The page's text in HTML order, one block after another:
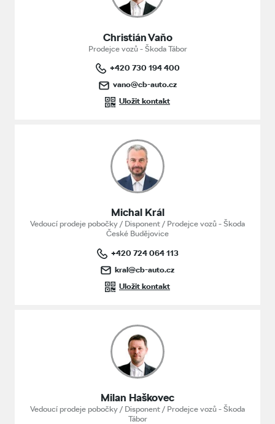
Christián Vaňo
Prodejce vozů - Škoda Tábor
+420 730 194 400
vano@cb-auto.cz
Uložit kontakt
Michal Král
Vedoucí prodeje pobočky / Disponent / Prodejce vozů - Škoda
České Budějovice
+420 724 064 113
kral@cb-auto.cz
Uložit kontakt
Milan Haškovec
Vedoucí prodeje pobočky / Disponent / Prodejce vozů - Škoda
Tábor